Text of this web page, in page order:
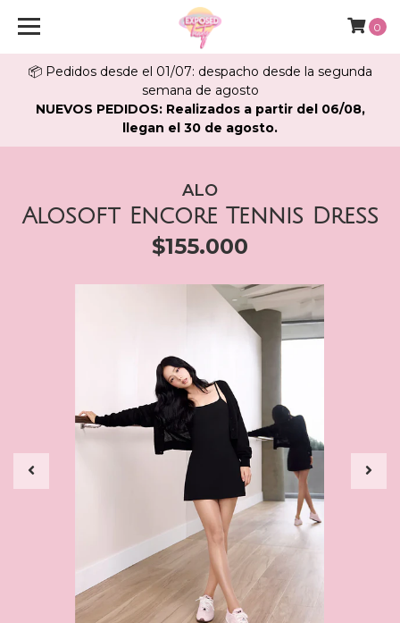
📦 Pedidos desde el 01/07: despacho desde la segunda
semana de agosto
NUEVOS PEDIDOS: Realizados a partir del 06/08,
llegan el 30 de agosto.
0
ALO
Alosoft Encore Tennis Dress
$155.000